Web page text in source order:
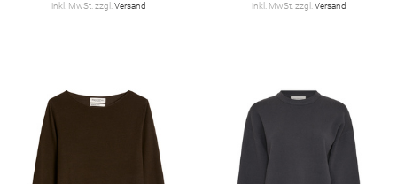
inkl. MwSt. zzgl. Versand inkl. MwSt. zzgl. Versand